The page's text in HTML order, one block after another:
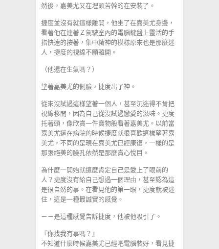
然後，嘉美尤又在埋頭苦幹的在安裝了。
捷度並沒有就這樣離開，他坐了在嘉美尤身邊，
看著他在連著Ｚ駕駛室內的電腦鍵盤上靈活的手
指快速的按著，集中精神的模樣原來也是那麼迷
人，捷度的視線不願離開。
（他還在生氣嗎？）
望著嘉美尤的側臉，捷度出了神。
從來沒試過這樣望著一個人，甚至沉迷得不肯把
視線移開，因為自己從沒試過戀愛的滋味。捷度
托著頭，像欣賞一件寶物般看著嘉美尤。以前當
嘉美尤還在病院的時候捷度就很喜歡這樣望著嘉
美尤，不同的是現在嘉美尤已經康復，一樣的是
那張絕美的臉孔依然是那麼賞心悅目。
為什麼一開始就這麼肯定自己是愛上了眼前的
人？捷度沒有給自己想過一個理由，甚至認為這
是很自然的事。在看見他的第一眼，捷度就被迷
住，這是一種最誠實的感覺。
－－是這種感覺告訴捷度，他被他吸引了。
『你找我有事嗎？』
不知道什麼時候嘉美尤已經吧電腦裝好，看見捷